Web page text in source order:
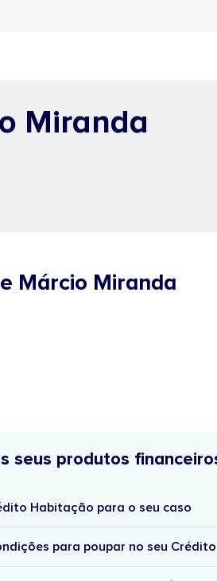
Miranda
Márcio Miranda
seus produtos
Habitação para o seu caso
para poupar no seu